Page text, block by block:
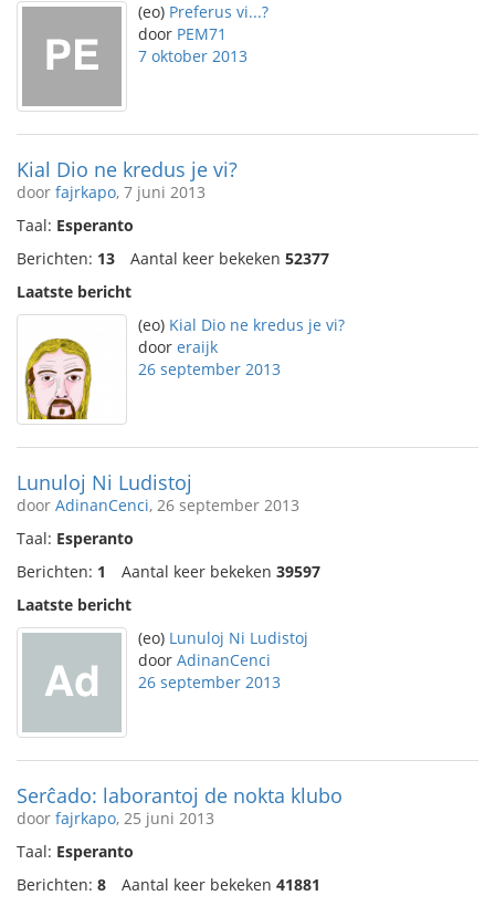
(eo) Preferus vi...?
door PEM71
7 oktober 2013
Kial Dio ne kredus je vi?
door fajrkapo, 7 juni 2013
Taal: Esperanto
Berichten: 13 Aantal keer bekeken 52377
Laatste bericht
(eo) Kial Dio ne kredus je vi?
door eraijk
26 september 2013
Lunuloj Ni Ludistoj
door AdinanCenci, 26 september 2013
Taal: Esperanto
Berichten: 1 Aantal keer bekeken 39597
Laatste bericht
(eo) Lunuloj Ni Ludistoj
door AdinanCenci
26 september 2013
Serĉado: laborantoj de nokta klubo
door fajrkapo, 25 juni 2013
Taal: Esperanto
Berichten: 8 Aantal keer bekeken 41881